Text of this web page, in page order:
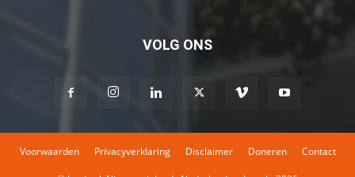
VOLG ONS
Voorwaarden Privacyverklaring Disclaimer Doneren Contact